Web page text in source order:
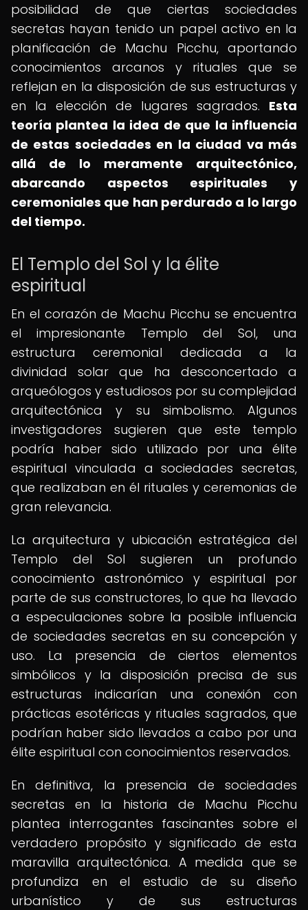
posibilidad de que ciertas sociedades
secretas hayan tenido un papel activo en la
planificación de Machu Picchu, aportando
conocimientos arcanos y rituales que se
reflejan en la disposición de sus estructuras y
en la elección de lugares sagrados. Esta
teoría plantea la idea de que la influencia
de estas sociedades en la ciudad va más
allá de lo meramente arquitectónico,
abarcando aspectos espirituales y
ceremoniales que han perdurado a lo largo
del tiempo.
El Templo del Sol y la élite
espiritual
En el corazón de Machu Picchu se encuentra
el impresionante Templo del Sol, una
estructura ceremonial dedicada a la
divinidad solar que ha desconcertado a
arqueólogos y estudiosos por su complejidad
arquitectónica y su simbolismo. Algunos
investigadores sugieren que este templo
podría haber sido utilizado por una élite
espiritual vinculada a sociedades secretas,
que realizaban en él rituales y ceremonias de
gran relevancia.
La arquitectura y ubicación estratégica del
Templo del Sol sugieren un profundo
conocimiento astronómico y espiritual por
parte de sus constructores, lo que ha llevado
a especulaciones sobre la posible influencia
de sociedades secretas en su concepción y
uso. La presencia de ciertos elementos
simbólicos y la disposición precisa de sus
estructuras indicarían una conexión con
prácticas esotéricas y rituales sagrados, que
podrían haber sido llevados a cabo por una
élite espiritual con conocimientos reservados.
En definitiva, la presencia de sociedades
secretas en la historia de Machu Picchu
plantea interrogantes fascinantes sobre el
verdadero propósito y significado de esta
maravilla arquitectónica. A medida que se
profundiza en el estudio de su diseño
urbanístico y de sus estructuras